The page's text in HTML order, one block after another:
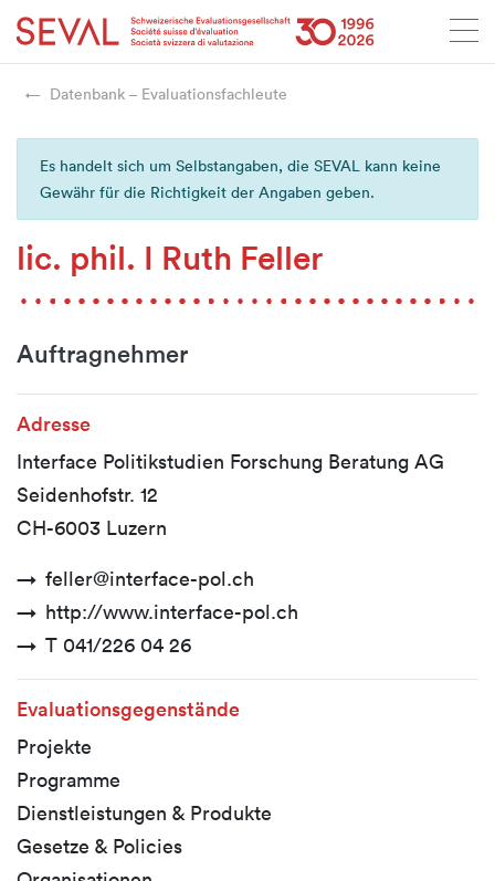
Startseite
Weiter zur Hauptnavigation
Weiter zum Inhalt
Weiter zur Kontaktseite
Weiter zur Sitemap
Weiter zur Suche
Weiter zum Login SEVAL
Datenbank – Evaluationsfachleute
Es handelt sich um Selbstangaben, die SEVAL kann keine
Gewähr für die Richtigkeit der Angaben geben.
lic. phil. I Ruth Feller
Auftragnehmer
Adresse
Interface Politikstudien Forschung Beratung AG
Seidenhofstr. 12
CH-6003 Luzern
feller@interface-pol.ch
http://www.interface-pol.ch
T 041/226 04 26
Evaluationsgegenstände
Projekte
Programme
Dienstleistungen & Produkte
Gesetze & Policies